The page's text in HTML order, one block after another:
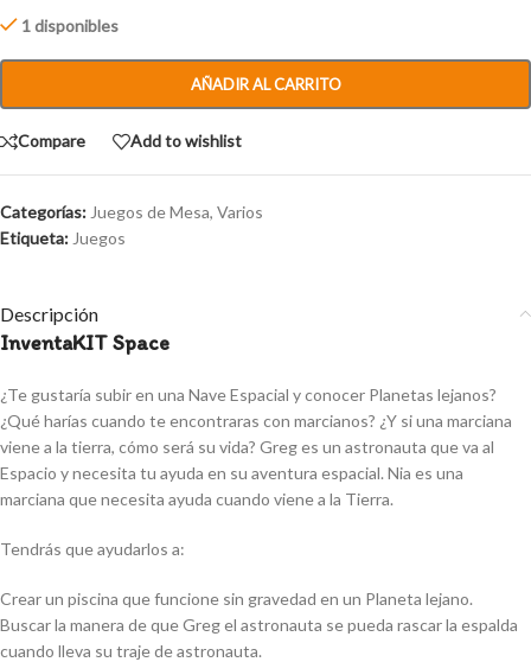
1 disponibles
AÑADIR AL CARRITO
Compare Add to wishlist
Categorías: Juegos de Mesa, Varios
Etiqueta: Juegos
Descripción
InventaKIT Space
¿Te gustaría subir en una Nave Espacial y conocer Planetas lejanos?
¿Qué harías cuando te encontraras con marcianos? ¿Y si una marciana
viene a la tierra, cómo será su vida? Greg es un astronauta que va al
Espacio y necesita tu ayuda en su aventura espacial. Nia es una
marciana que necesita ayuda cuando viene a la Tierra.
Tendrás que ayudarlos a:
Crear un piscina que funcione sin gravedad en un Planeta lejano.
Buscar la manera de que Greg el astronauta se pueda rascar la espalda
cuando lleva su traje de astronauta.